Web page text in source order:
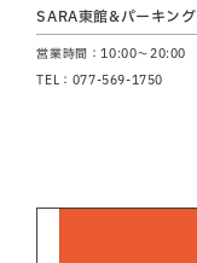
SARA東館&パーキング
営業時間：10:00～20:00
TEL：077-569-1750